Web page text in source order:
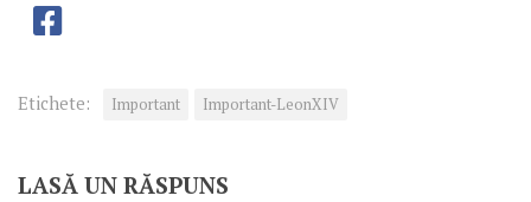
Etichete: Important Important-LeonXIV
LASĂ UN RĂSPUNS